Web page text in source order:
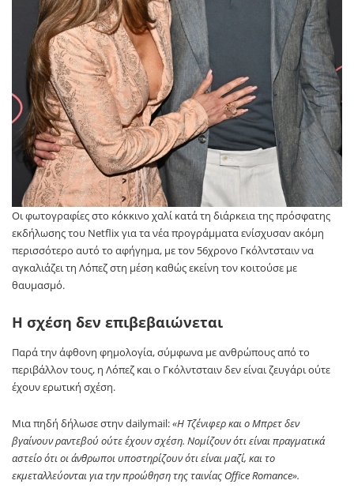
Οι φωτογραφίες στο κόκκινο χαλί κατά τη διάρκεια της πρόσφατης
εκδήλωσης του Netflix για τα νέα προγράμματα ενίσχυσαν ακόμη
περισσότερο αυτό το αφήγημα, με τον 56χρονο Γκόλντσταιν να
αγκαλιάζει τη Λόπεζ στη μέση καθώς εκείνη τον κοιτούσε με
θαυμασμό.
Η σχέση δεν επιβεβαιώνεται
Παρά την άφθονη φημολογία, σύμφωνα με ανθρώπους από το
περιβάλλον τους, η Λόπεζ και ο Γκόλντσταιν δεν είναι ζευγάρι ούτε
έχουν ερωτική σχέση.
Μια πηδή δήλωσε στην dailymail:«Η Τζένιφερ και ο Μπρετ δεν
βγαίνουν ραντεβού ούτε έχουν σχέση. Νομίζουν ότι είναι πραγματικά
αστείο ότι οι άνθρωποι υποστηρίζουν ότι είναι μαζί, και το
εκμεταλλεύονται για την προώθηση της ταινίας Office Romance».